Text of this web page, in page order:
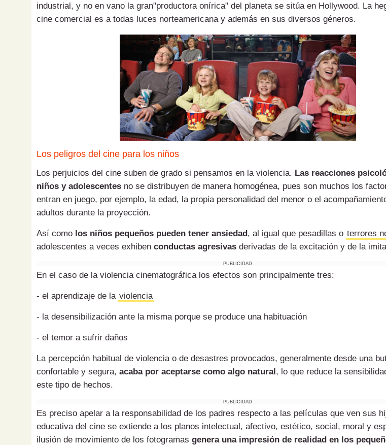
industrial, y no en vano la gran"productora onírica" del planeta se sitúa en Hollywood. La
cine comercial es a todas luces norteamericana y además en sus diversos géneros.
Los peligros del cine para los niños
Los perjuicios del cine suben de grado si pensamos en la violencia. Las reacciones
niños y adolescentes no se distribuyen de manera homogénea, pues son muchos los
entran en juego, por ejemplo, la edad, la propia personalidad del menor o el
adultos durante la proyección.
Así como los niños pequeños pueden tener ansiedad, al igual que pesadillas o terrores
adolescentes a veces exhiben conductas agresivas derivadas de la excitación y de la
PUBLICIDAD
En el caso de la violencia cinematográfica los efectos son principalmente tres:
- el aprendizaje de la violencia
- la desensibilización ante la misma porque se produce una habituación
- el temor a sufrir daños
La percepción habitual de violencia o de desastres provocados, generalmente desde una
confortable y segura, acaba por aceptarse como algo natural, lo que reduce la
este tipo de hechos.
PUBLICIDAD
Es preciso apelar a la responsabilidad de los padres respecto a las películas que ven sus
educativa del cine se extiende a los planos intelectual, afectivo, estético, social, moral y
ilusión de movimiento de los fotogramas genera una impresión de realidad en los